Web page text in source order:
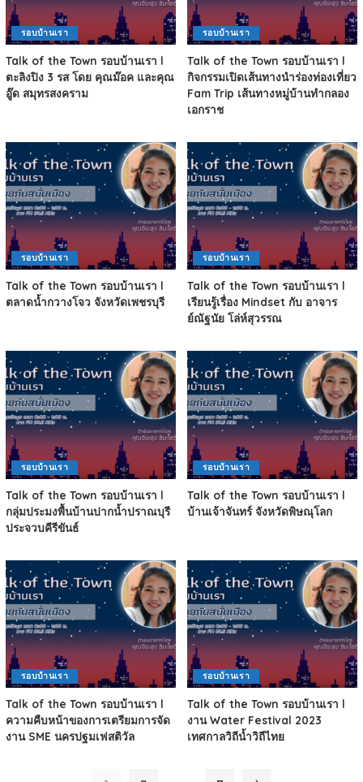
รอบบ้านเรา
Talk of the Town รอบบ้านเรา l
ตะลิงปิง 3 รส โดย คุณม๊อค และคุณ
อู๊ด สมุทรสงคราม
รอบบ้านเรา
Talk of the Town รอบบ้านเรา l
กิจกรรมเปิดเส้นทางนำร่องท่องเที่ยว
Fam Trip เส้นทางหมู่บ้านทำกลอง
เอกราช
รอบบ้านเรา
Talk of the Town รอบบ้านเรา l
ตลาดน้ำกวางโจว จังหวัดเพชรบุรี
รอบบ้านเรา
Talk of the Town รอบบ้านเรา l
เรียนรู้เรื่อง Mindset กับ อาจาร
ย์ณัฐนัย โล่ห์สุวรรณ
รอบบ้านเรา
Talk of the Town รอบบ้านเรา l
กลุ่มประมงพื้นบ้านปากน้ำปราณบุรี
ประจวบคีรีขันธ์
รอบบ้านเรา
Talk of the Town รอบบ้านเรา l
บ้านเจ้าจันทร์ จังหวัดพิษณุโลก
รอบบ้านเรา
Talk of the Town รอบบ้านเรา l
ความคืบหน้าของการเตรียมการจัด
งาน SME นครปฐมเฟสติวัล
รอบบ้านเรา
Talk of the Town รอบบ้านเรา l
งาน Water Festival 2023
เทศกาลวิถีน้ำวิถีไทย